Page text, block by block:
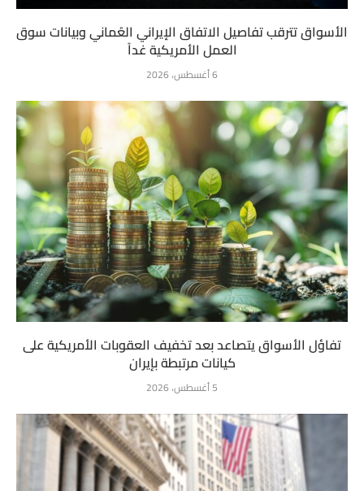
الأسواق تترقب تفاصيل الاتفاق الإيراني العُماني وبيانات سوق
العمل الأمريكية غداً
6 أغسطس، 2026
تفاؤل الأسواق يتصاعد بعد تخفيف العقوبات الأمريكية على
كيانات مرتبطة بإيران
5 أغسطس، 2026